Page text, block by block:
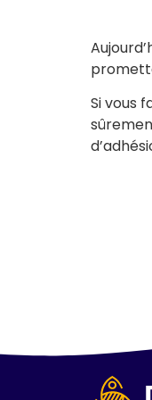
Si vous